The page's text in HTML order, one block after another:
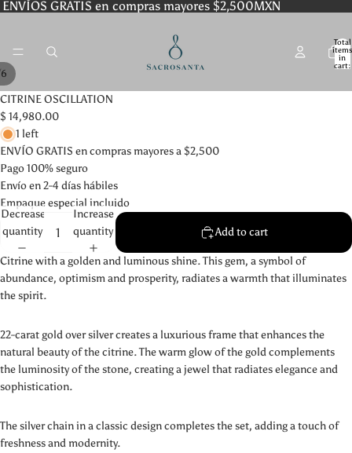
ENVÍOS GRATIS en compras mayores $2,500MXN
Total
items
in
cart:
6
CITRINE OSCILLATION
$ 14,980.00
1 left
ENVÍO GRATIS en compras mayores a $2,500
Pago 100% seguro
Envío en 2-4 días hábiles
Empaque especial incluido
Decrease
quantity
Increase
quantity
Add to cart
Citrine with a golden and luminous shine. This gem, a symbol of
abundance, optimism and prosperity, radiates a warmth that illuminates
the spirit.
22-carat gold over silver creates a luxurious frame that enhances the
natural beauty of the citrine. The warm glow of the gold complements
the luminosity of the stone, creating a jewel that radiates elegance and
sophistication.
The silver chain in a classic design completes the set, adding a touch of
freshness and modernity.